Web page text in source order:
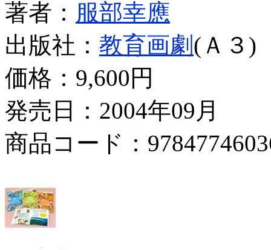
著者： 服部幸應
出版社： 教育画劇 (Ａ３)
価格： 9,600円
発売日：2004年09月
商品コード：